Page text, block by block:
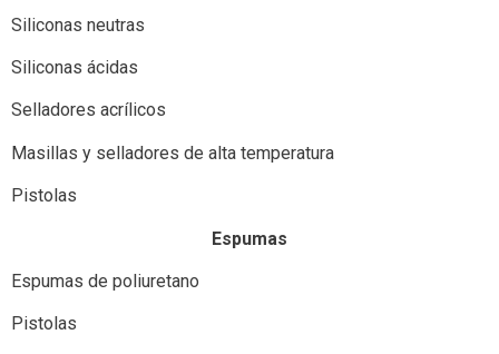
Siliconas neutras
Siliconas ácidas
Selladores acrílicos
Masillas y selladores de alta temperatura
Pistolas
Espumas
Espumas de poliuretano
Pistolas